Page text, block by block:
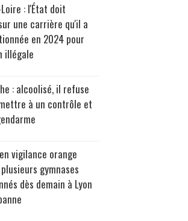
: l'État doit
une carrière qu'il a
en 2024 pour
illégale
: alcoolisé, il refuse
à un contrôle et
vigilance orange
gymnases
dès demain à Lyon